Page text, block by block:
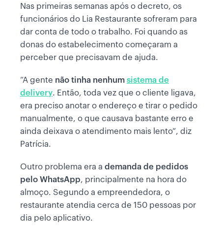
Nas primeiras semanas após o decreto, os
funcionários do Lia Restaurante sofreram para
dar conta de todo o trabalho. Foi quando as
donas do estabelecimento começaram a
perceber que precisavam de ajuda.
“A gente não tinha nenhum sistema de
delivery. Então, toda vez que o cliente ligava,
era preciso anotar o endereço e tirar o pedido
manualmente, o que causava bastante erro e
ainda deixava o atendimento mais lento”, diz
Patrícia.
Outro problema era a demanda de pedidos
pelo WhatsApp, principalmente na hora do
almoço. Segundo a empreendedora, o
restaurante atendia cerca de 150 pessoas por
dia pelo aplicativo.